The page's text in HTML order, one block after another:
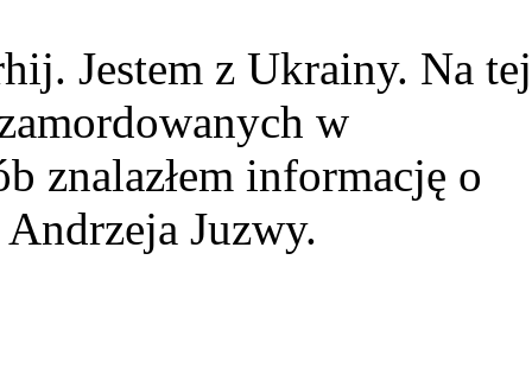
Jestem z Ukrainy. Na tej
w
znalazłem informację o
Juzwy.